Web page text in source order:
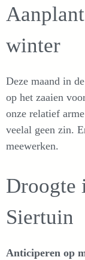
winter
Deze maand in
op het zaaien
onze relatief
veelal geen zin.
meewerken.
Droogte
Siertuin
Anticiperen op